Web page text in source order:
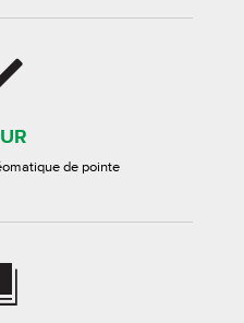
de pointe